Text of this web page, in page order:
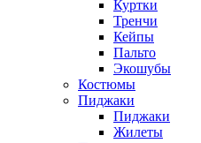
Куртки
Тренчи
Кейпы
Пальто
Экошубы
Костюмы
Пиджаки
Пиджаки
Жилеты